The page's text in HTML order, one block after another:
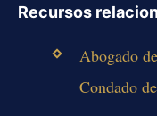
Recursos
Abogado
Condado